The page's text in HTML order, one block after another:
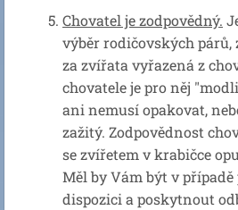
Chovatel je zodpovědný.
výběr rodičovských párů,
za zvířata vyřazená z
chovatele je pro něj
ani nemusí opakovat,
zažitý. Zodpovědnost
se zvířetem v krabičce
Měl by Vám být v
dispozici a poskytnout